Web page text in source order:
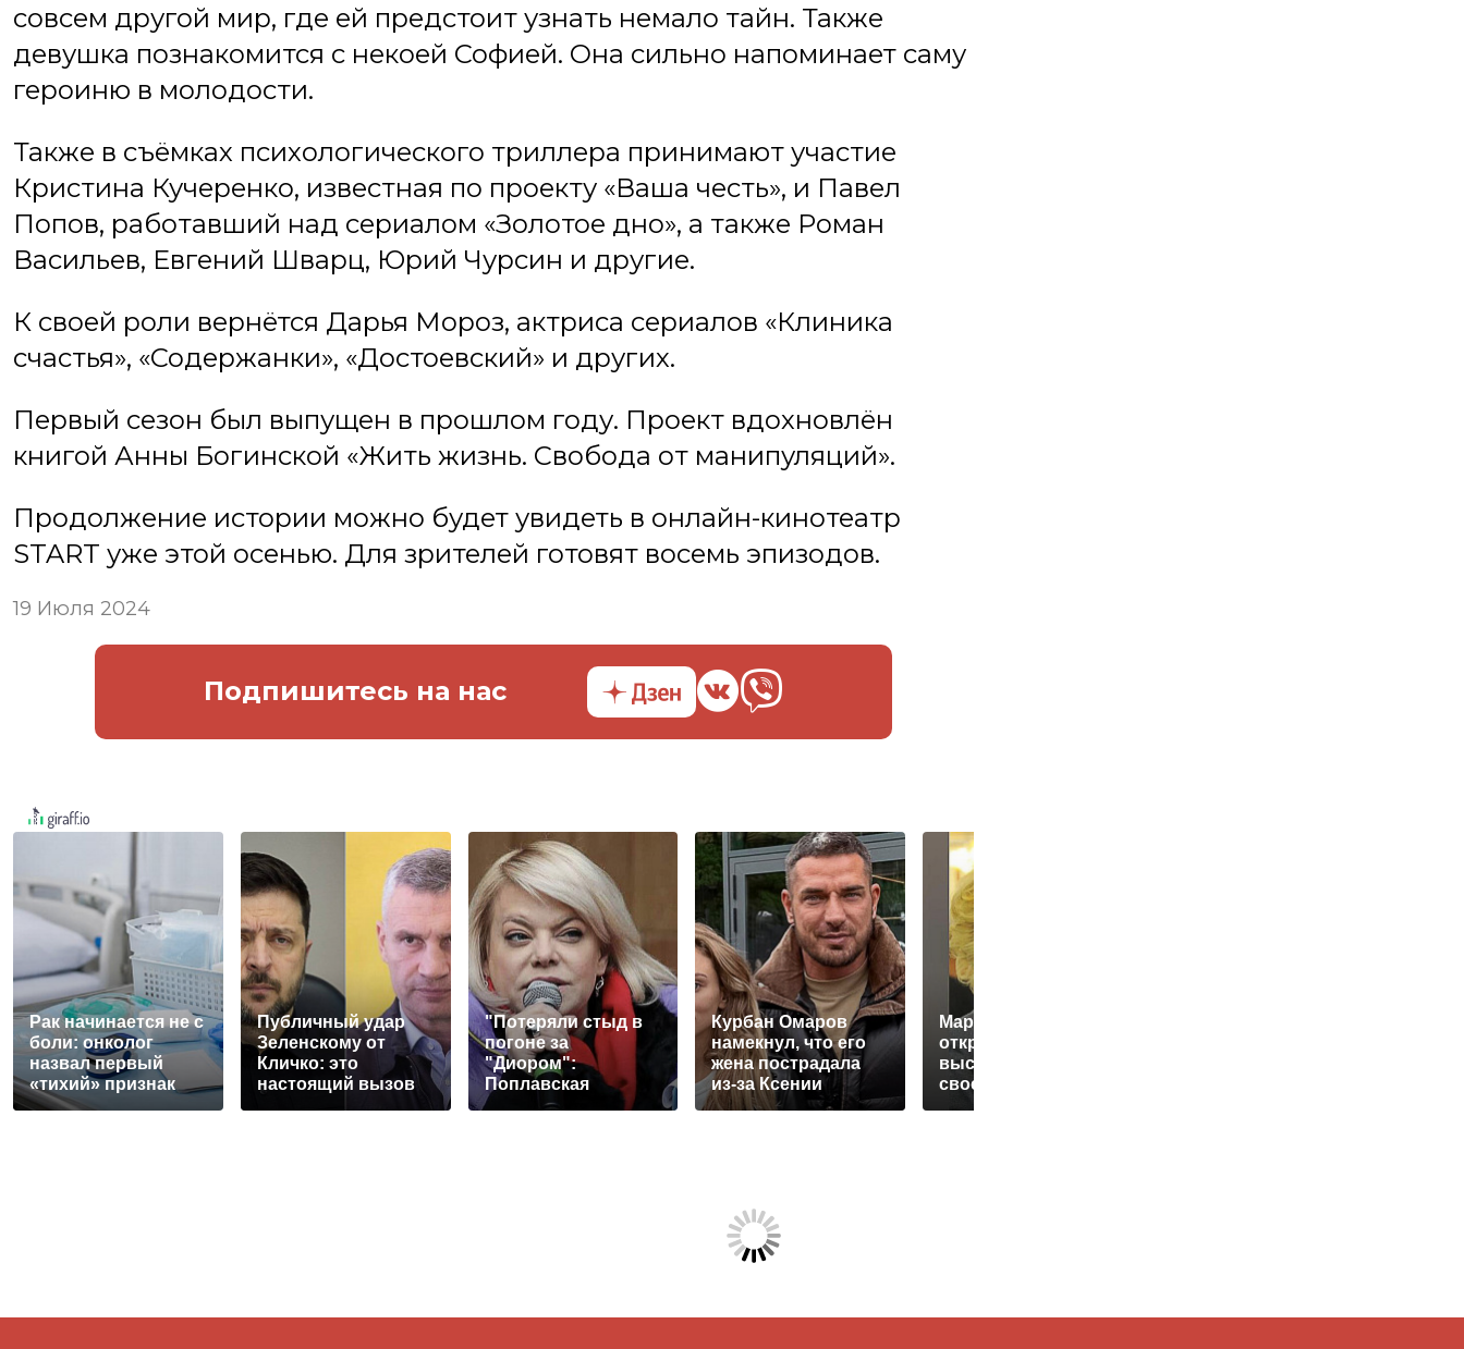
совсем другой мир, где ей предстоит узнать немало тайн. Также
девушка познакомится с некоей Софией. Она сильно напоминает саму
героиню в молодости.
Также в съёмках психологического триллера принимают участие
Кристина Кучеренко, известная по проекту «Ваша честь», и Павел
Попов, работавший над сериалом «Золотое дно», а также Роман
Васильев, Евгений Шварц, Юрий Чурсин и другие.
К своей роли вернётся Дарья Мороз, актриса сериалов «Клиника
счастья», «Содержанки», «Достоевский» и других.
Первый сезон был выпущен в прошлом году. Проект вдохновлён
книгой Анны Богинской «Жить жизнь. Свобода от манипуляций».
Продолжение истории можно будет увидеть в онлайн-кинотеатр
START уже этой осенью. Для зрителей готовят восемь эпизодов.
19 Июля 2024
Подпишитесь на нас
Рак начинается не с
боли: онколог
назвал первый
«тихий» признак
болезни
Публичный удар
Зеленскому от
Кличко: это
настоящий вызов
"Потеряли стыд в
погоне за
"Диором":
Поплавская
вмазала семейке
Курбан Омаров
намекнул, что его
жена пострадала
из-за Ксении
Бородиной
Мария Максакова*
откровенно
высказалась о
своем жутком